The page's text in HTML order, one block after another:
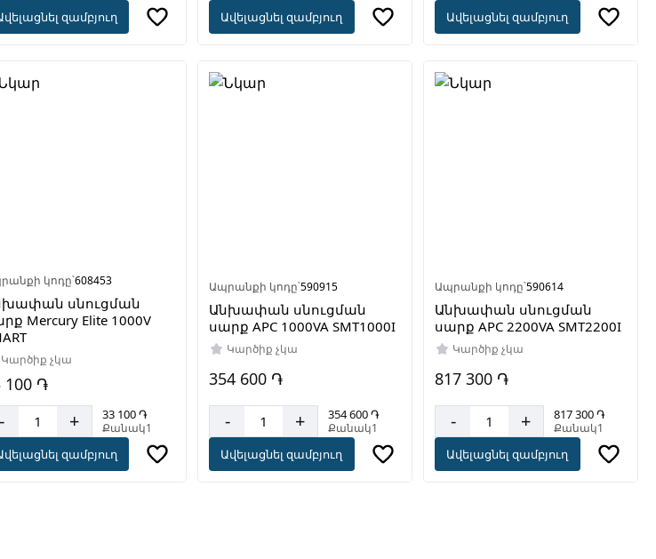
զամբյուղ Ավելացնել զամբյուղ Ավելացնել զամբյուղ
կոդը՝608453
սնուցման
Mercury Elite 1000V
Կարծիք չկա
100 ֏
- + 33 100 ֏
Քանակ1
զամբյուղ
Ապրանքի կոդը՝590915
Անխափան սնուցման
սարք APC 1000VA SMT1000I
Կարծիք չկա
354 600 ֏
- + 354 600 ֏
Քանակ1
Ավելացնել զամբյուղ
Ապրանքի կոդը՝590614
Անխափան սնուցման
սարք APC 2200VA SMT2200I
Կարծիք չկա
817 300 ֏
- + 817 300 ֏
Քանակ1
Ավելացնել զամբյուղ